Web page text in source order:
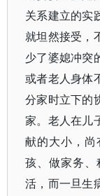
关系建立的实
就坦然接受，
少了婆媳冲突
或者老人身体
分家时立下的
家。老人在儿
献的大小，
孩、做家务
活，而一旦生